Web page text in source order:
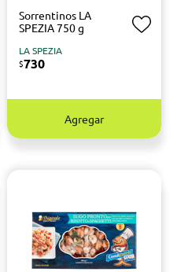
Sorrentinos LA
SPEZIA 750 g
LA SPEZIA
$730
Agregar